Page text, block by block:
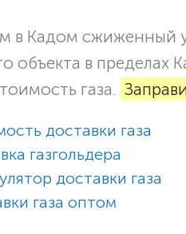
в Кадом сжиженный
объекта в пределах
газа.
доставки газа
газгольдера
доставки газа
газа оптом